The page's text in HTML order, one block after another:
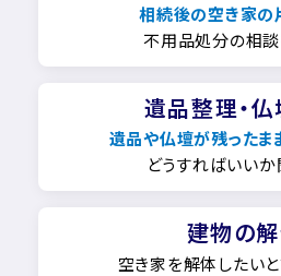
相続後の空き家の
不用品処分の相
遺品整理・
遺品や仏壇が残ったま
どうすればいい
建物の
空き家を解体したいと